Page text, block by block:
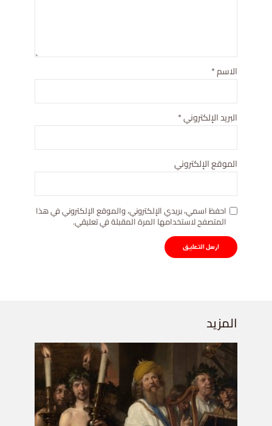
الاسم*
البريد الإلكتروني*
الموقع الإلكتروني
احفظ اسمي، بريدي الإلكتروني، والموقع الإلكتروني في هذا
المتصفح لاستخدامها المرة المقبلة في تعليقي.
المزيد